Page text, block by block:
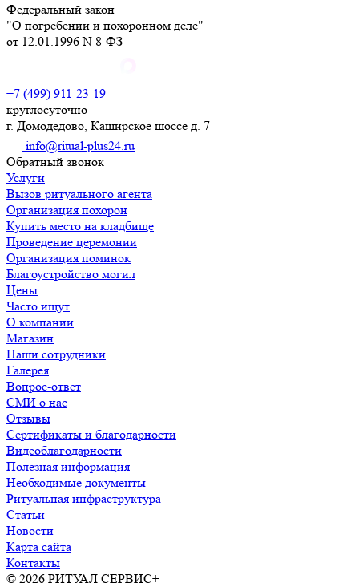
Федеральный закон
"О погребении и похоронном деле"
от 12.01.1996 N 8-ФЗ
+7 (499) 911-23-19
круглосуточно
г. Домодедово, Каширское шоссе д. 7
info@ritual-plus24.ru
Обратный звонок
Услуги
Вызов ритуального агента
Организация похорон
Купить место на кладбище
Проведение церемонии
Организация поминок
Благоустройство могил
Цены
Часто ищут
О компании
Магазин
Наши сотрудники
Галерея
Вопрос-ответ
СМИ о нас
Отзывы
Сертификаты и благодарности
Видеоблагодарности
Полезная информация
Необходимые документы
Ритуальная инфраструктура
Статьи
Новости
Карта сайта
Контакты
© 2026 РИТУАЛ СЕРВИС+